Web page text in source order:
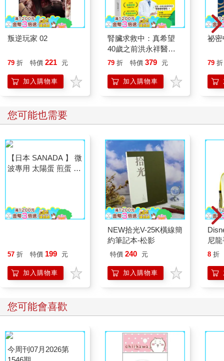
叛逆玩家 02
79 折 特價 221 元
加入購物車
腎臟求救中：真希望
40歲之前洪永祥醫師
就告訴我這些事
79 折 特價 379 元
加入購物車
祕
79 折
您可能也需要
皿 目玉燒煎蛋器 微波
57 折 特價 199 元
加入購物車
NEW拾光V-25K橫線簡
約筆記本-松影
特價 240 元
加入購物車
尼
8 折
您可能會喜歡